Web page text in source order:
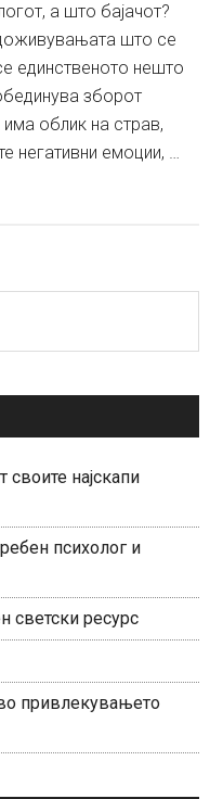
а што бајачот?
што се
единственото нешто
зборот
облик на страв,
негативни емоции, …
своите најскапи
психолог и
светски ресурс
привлекувањето